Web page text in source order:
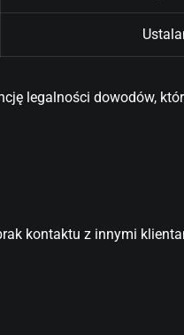
legalności dowodów,
kontaktu z innymi